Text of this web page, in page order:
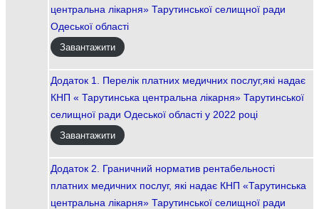
центральна лікарня» Тарутинської селищної ради
Одеської області
Завантажити
Додаток 1. Перелік платних медичних послуг,які надає
КНП « Тарутинська центральна лікарня» Тарутинської
селищної ради Одеської області у 2022 році
Завантажити
Додаток 2. Граничний норматив рентабельності
платних медичних послуг, які надає КНП «Тарутинська
центральна лікарня» Тарутинської селищної ради